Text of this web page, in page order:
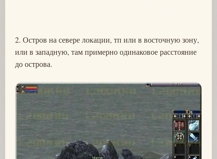
2. Остров на севере локации, тп или в восточную зону,
или в западную, там примерно одинаковое расстояние
до острова.